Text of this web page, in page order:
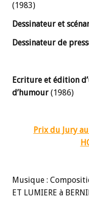
(1983)
Dessinateur et
Dessinateur de
Ecriture et édition
d’humour (1986)
Prixdu Jury au
Musique :
ET LUMIERE à